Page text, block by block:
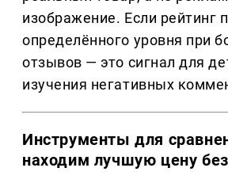
изображение. Если рейтинг
определённого уровня при
отзывов — это сигнал для
изучения негативных
Инструменты для
находим лучшую цену